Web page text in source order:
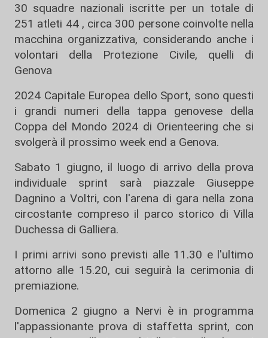
30 squadre nazionali iscritte per un totale di
251 atleti 44 , circa 300 persone coinvolte nella
macchina organizzativa, considerando anche i
volontari della Protezione Civile, quelli di
Genova
2024 Capitale Europea dello Sport, sono questi
i grandi numeri della tappa genovese della
Coppa del Mondo 2024 di Orienteering che si
svolgerà il prossimo week end a Genova.
Sabato 1 giugno, il luogo di arrivo della prova
individuale sprint sarà piazzale Giuseppe
Dagnino a Voltri, con l'arena di gara nella zona
circostante compreso il parco storico di Villa
Duchessa di Galliera.
I primi arrivi sono previsti alle 11.30 e l'ultimo
attorno alle 15.20, cui seguirà la cerimonia di
premiazione.
Domenica 2 giugno a Nervi è in programma
l'appassionante prova di staffetta sprint, con